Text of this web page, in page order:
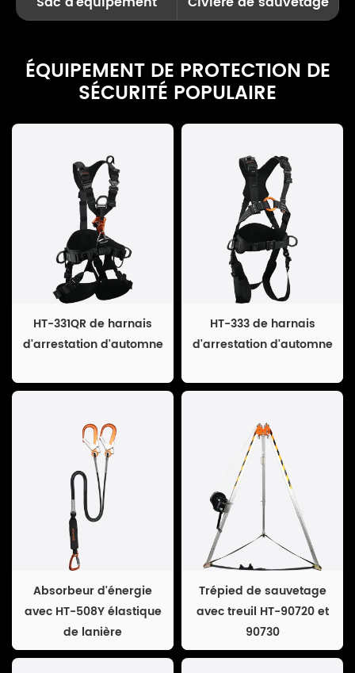
ÉQUIPEMENT DE PROTECTION DE
SÉCURITÉ POPULAIRE
HT-331QR de harnais
d'arrestation d'automne
HT-333 de harnais
d'arrestation d'automne
Absorbeur d'énergie
avec HT-508Y élastique
de lanière
Trépied de sauvetage
avec treuil HT-90720 et
90730